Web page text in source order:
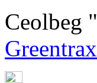
Ceolbeg